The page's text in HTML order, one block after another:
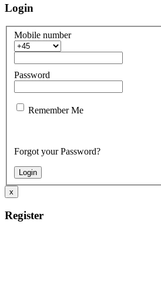
Login
Mobile number
Password
Remember Me
Forgot your Password?
x
Register